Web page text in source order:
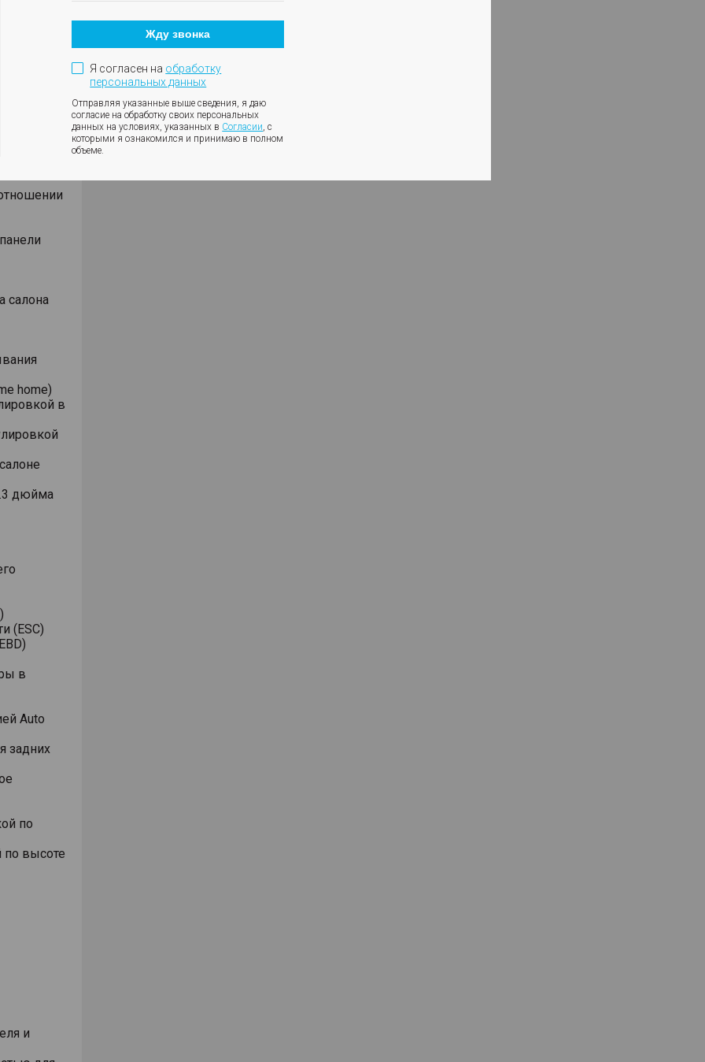
с
салона
home)
в
дюйма
(ESC)
в
Auto
задних
по
по высоте
и
Жду звонка
Я согласен на обработку
персональных данных
Отправляя указанные выше сведения, я даю
согласие на обработку своих персональных
данных на условиях, указанных в Согласии, с
которыми я ознакомился и принимаю в полном
объеме.